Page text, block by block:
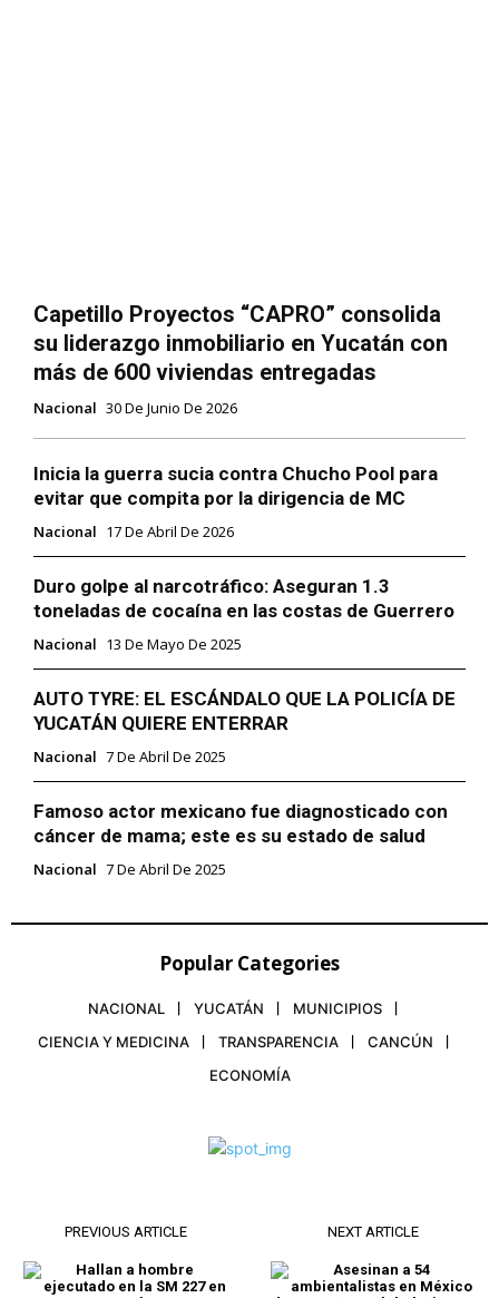
Capetillo Proyectos “CAPRO” consolida
su liderazgo inmobiliario en Yucatán con
más de 600 viviendas entregadas
Nacional 30 De Junio De 2026
Inicia la guerra sucia contra Chucho Pool para
evitar que compita por la dirigencia de MC
Nacional 17 De Abril De 2026
Duro golpe al narcotráfico: Aseguran 1.3
toneladas de cocaína en las costas de Guerrero
Nacional 13 De Mayo De 2025
AUTO TYRE: EL ESCÁNDALO QUE LA POLICÍA DE
YUCATÁN QUIERE ENTERRAR
Nacional 7 De Abril De 2025
Famoso actor mexicano fue diagnosticado con
cáncer de mama; este es su estado de salud
Nacional 7 De Abril De 2025
Popular Categories
NACIONAL YUCATÁN
MUNICIPIOS
CIENCIA Y MEDICINA
TRANSPARENCIA
CANCÚN
ECONOMÍA
PREVIOUS ARTICLE NEXT ARTICLE